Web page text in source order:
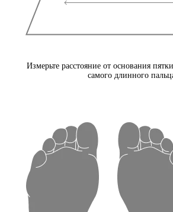
Измерьте расстояние от основания
самого длинного